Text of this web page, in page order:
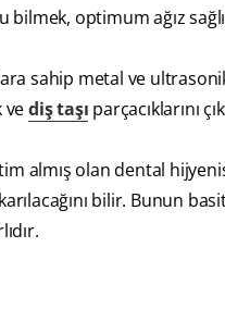
optimum ağız
sahip metal ve
vediş taşı parçacıklarını
almış olan dental
bilir. Bunun